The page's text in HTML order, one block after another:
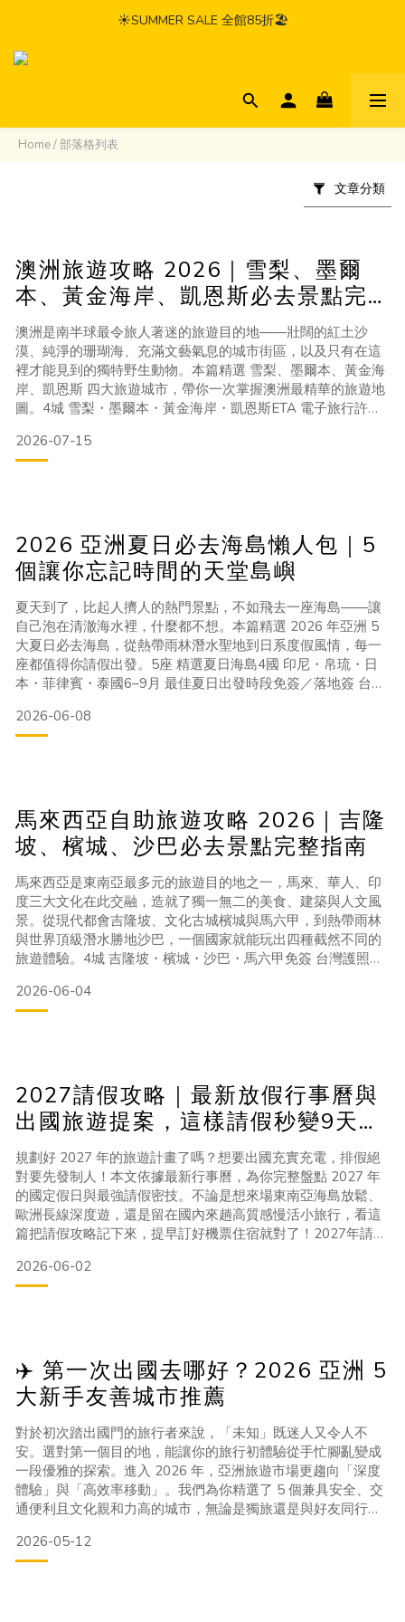
☀️SUMMER SALE 全館85折🏖️
Home/部落格列表
文章分類
澳洲旅遊攻略 2026｜雪梨、墨爾
本、黃金海岸、凱恩斯必去景點完
整指南
澳洲是南半球最令旅人著迷的旅遊目的地——壯闊的紅土沙
漠、純淨的珊瑚海、充滿文藝氣息的城市街區，以及只有在這
裡才能見到的獨特野生動物。本篇精選 雪梨、墨爾本、黃金海
岸、凱恩斯 四大旅遊城市，帶你一次掌握澳洲最精華的旅遊地
圖。4城 雪梨・墨爾本・黃金海岸・凱恩斯ETA 電子旅行許
天背包客預算下限01 出發前必知：簽證、氣候與基本資訊台灣
護照前往澳洲需申請電子旅行許可（ETA，subclass 601），
2026-07-15
2026 亞洲夏日必去海島懶人包｜5
個讓你忘記時間的天堂島嶼
夏天到了，比起人擠人的熱門景點，不如飛去一座海島——讓
自己泡在清澈海水裡，什麼都不想。本篇精選 2026 年亞洲 5
大夏日必去海島，從熱帶雨林潛水聖地到日系度假風情，每一
座都值得你請假出發。5座 精選夏日海島4國 印尼・帛琉・日
本・菲律賓・泰國6–9月 最佳夏日出發時段免簽／落地簽 台灣
里島（Bali）是全球背包客與度假旅客的永恆最愛，夏季（6–9
月）正值乾季，是一年中天氣最穩定、海況最佳的旅遊黃金
2026-06-08
馬來西亞自助旅遊攻略 2026｜吉隆
坡、檳城、沙巴必去景點完整指南
馬來西亞是東南亞最多元的旅遊目的地之一，馬來、華人、印
度三大文化在此交融，造就了獨一無二的美食、建築與人文風
景。從現代都會吉隆坡、文化古城檳城與馬六甲，到熱帶雨林
與世界頂級潛水勝地沙巴，一個國家就能玩出四種截然不同的
旅遊體驗。4城 吉隆坡・檳城・沙巴・馬六甲免簽 台灣護照可
同01 出發前必知：簽證、氣候與基本資訊台灣護照前往馬來西
亞享有免簽證入境，單次最長可停留 90 天，是東南亞少數提
2026-06-04
2027請假攻略｜最新放假行事曆與
出國旅遊提案，這樣請假秒變9天長
假！
規劃好 2027 年的旅遊計畫了嗎？想要出國充實充電，排假絕
對要先發制人！本文依據最新行事曆，為你完整盤點 2027 年
的國定假日與最強請假密技。不論是想來場東南亞海島放鬆、
歐洲長線深度遊，還是留在國內來趟高質感慢活小旅行，看這
篇把請假攻略記下來，提早訂好機票住宿就對了！2027年請假
元旦、春節、228、清明、五一、雙十與台灣光復節，只要動
用 2~4 天的特休，就能直接把假期升級為 9 天到 11 天 的長
2026-06-02
✈️ 第一次出國去哪好？2026 亞洲 5
大新手友善城市推薦
對於初次踏出國門的旅行者來說，「未知」既迷人又令人不
安。選對第一個目的地，能讓你的旅行初體驗從手忙腳亂變成
一段優雅的探索。進入 2026 年，亞洲旅遊市場更趨向「深度
體驗」與「高效率移動」。我們為你精選了 5 個兼具安全、交
通便利且文化親和力高的城市，無論是獨旅還是與好友同行，
選日本一直是台灣人心中「新手村」的第一名。2026 年的東
京，在維持高效秩序的同時，更積極推廣「分散觀光」，讓旅
2026-05-12